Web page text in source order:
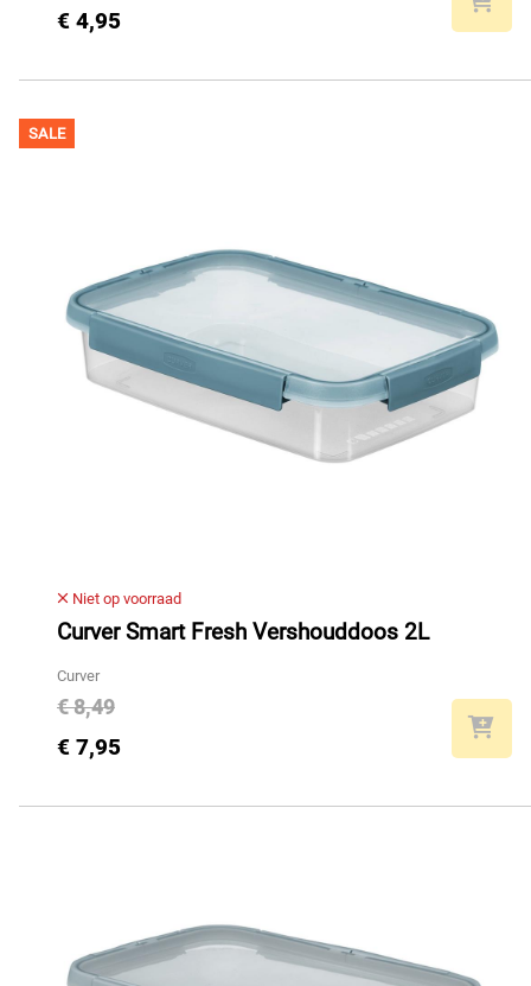
€ 4,95
SALE
Niet op voorraad
Curver Smart Fresh Vershouddoos 2L
Curver
€ 8,49
€ 7,95